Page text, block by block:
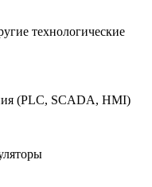
технологические
(PLC, SCADA, HMI)